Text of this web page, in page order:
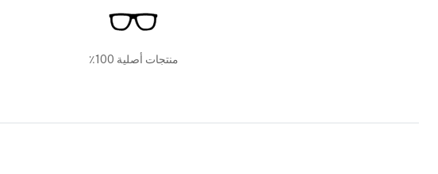
منتجات أصلية 100٪